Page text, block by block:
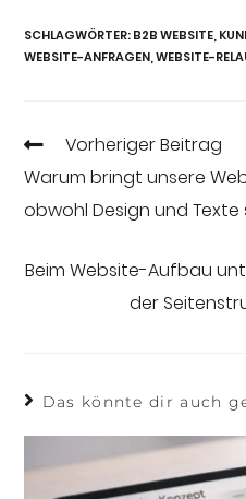
SCHLAGWÖRTER:B2B WEBSITE
WEBSITE-ANFRAGEN WEBSITE-
Vorheriger Beitrag
Warum bringt unsere
obwohl Design und Texte
Beim Website-Aufbau
der
Das könnte dir auch